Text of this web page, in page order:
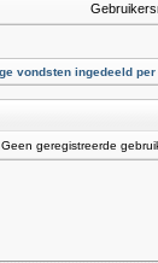
vondsten ingedeeld
geregistreerde